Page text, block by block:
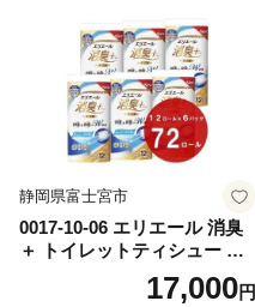
静岡県富士宮市
0017-10-06 エリエール 消臭
＋ トイレットティシュー し
っかり香るフレッシュクリア
の香り ダブル 12ロール×6パ
17,000円